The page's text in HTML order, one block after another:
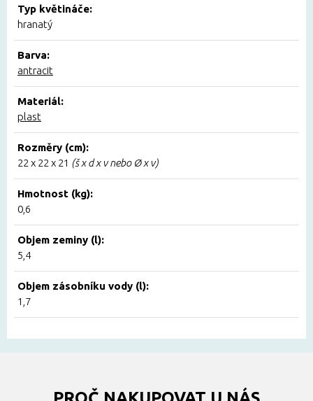
Typ květináče:
hranatý
Barva:
antracit
Materiál:
plast
Rozměry (cm):
22 x 22 x 21 (š x d x v nebo Ø x v)
Hmotnost (kg):
0,6
Objem zeminy (l):
5,4
Objem zásobníku vody (l):
1,7